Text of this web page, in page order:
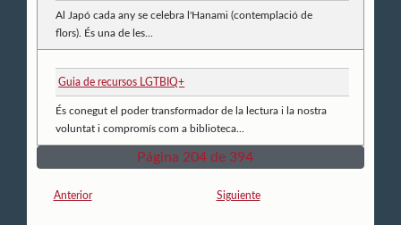
Al Japó cada any se celebra l'Hanami (contemplació de
flors). És una de les...
Guia de recursos LGTBIQ+
És conegut el poder transformador de la lectura i la nostra
voluntat i compromís com a biblioteca...
Página 204 de 394
Anterior Siguiente